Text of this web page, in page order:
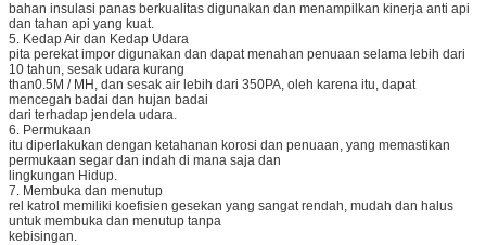
bahan insulasi panas berkualitas digunakan dan menampilkan kinerja anti api
dan tahan api yang kuat.
5. Kedap Air dan Kedap Udara
pita perekat impor digunakan dan dapat menahan penuaan selama lebih dari
10 tahun, sesak udara kurang
than0.5M / MH, dan sesak air lebih dari 350PA, oleh karena itu, dapat
mencegah badai dan hujan badai
dari terhadap jendela udara.
6. Permukaan
itu diperlakukan dengan ketahanan korosi dan penuaan, yang memastikan
permukaan segar dan indah di mana saja dan
lingkungan Hidup.
7. Membuka dan menutup
rel katrol memiliki koefisien gesekan yang sangat rendah, mudah dan halus
untuk membuka dan menutup tanpa
kebisingan.